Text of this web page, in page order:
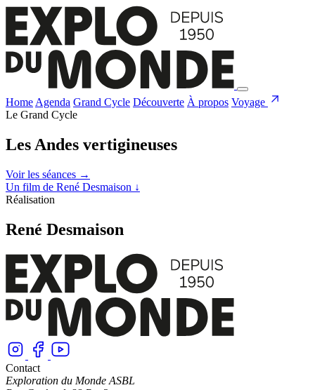
Home Agenda Grand Cycle Découverte À propos Voyage
Le Grand Cycle
Les Andes vertigineuses
Voir les séances →
Un film de René Desmaison ↓
Réalisation
René Desmaison
Contact
Exploration du Monde ASBL